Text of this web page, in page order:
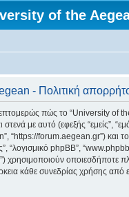
of the
- Πολιτική
πώς το “University of
στενά με αυτό (εφεξής “εμείς”,
“https://forum.aegean.gr”) και
“λογισμικό phpBB”,
χρησιμοποιούν οποιεσδήποτε
κάθε συνεδρίας χρήσης από